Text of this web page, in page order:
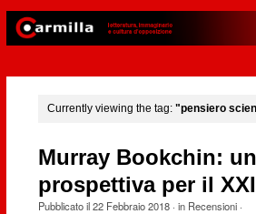
Currently viewing the tag: "pensiero
Murray Bookchin:
prospettiva per il
Pubblicato il22 Febbraio 2018· in Recensioni·